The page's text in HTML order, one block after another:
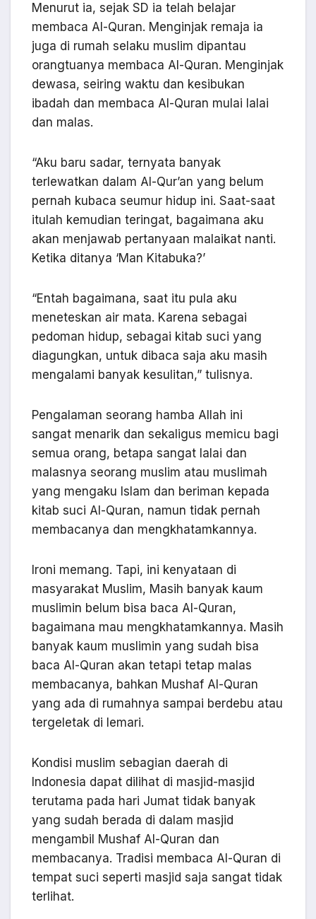
Menurut ia, sejak SD ia telah belajar
membaca Al-Quran. Menginjak remaja ia
juga di rumah selaku muslim dipantau
orangtuanya membaca Al-Quran. Menginjak
dewasa, seiring waktu dan kesibukan
ibadah dan membaca Al-Quran mulai lalai
dan malas.
“Aku baru sadar, ternyata banyak
terlewatkan dalam Al-Qur’an yang belum
pernah kubaca seumur hidup ini. Saat-saat
itulah kemudian teringat, bagaimana aku
akan menjawab pertanyaan malaikat nanti.
Ketika ditanya ‘Man Kitabuka?’
“Entah bagaimana, saat itu pula aku
meneteskan air mata. Karena sebagai
pedoman hidup, sebagai kitab suci yang
diagungkan, untuk dibaca saja aku masih
mengalami banyak kesulitan,” tulisnya.
Pengalaman seorang hamba Allah ini
sangat menarik dan sekaligus memicu bagi
semua orang, betapa sangat lalai dan
malasnya seorang muslim atau muslimah
yang mengaku Islam dan beriman kepada
kitab suci Al-Quran, namun tidak pernah
membacanya dan mengkhatamkannya.
Ironi memang. Tapi, ini kenyataan di
masyarakat Muslim, Masih banyak kaum
muslimin belum bisa baca Al-Quran,
bagaimana mau mengkhatamkannya. Masih
banyak kaum muslimin yang sudah bisa
baca Al-Quran akan tetapi tetap malas
membacanya, bahkan Mushaf Al-Quran
yang ada di rumahnya sampai berdebu atau
tergeletak di lemari.
Kondisi muslim sebagian daerah di
Indonesia dapat dilihat di masjid-masjid
terutama pada hari Jumat tidak banyak
yang sudah berada di dalam masjid
mengambil Mushaf Al-Quran dan
membacanya. Tradisi membaca Al-Quran di
tempat suci seperti masjid saja sangat tidak
terlihat.